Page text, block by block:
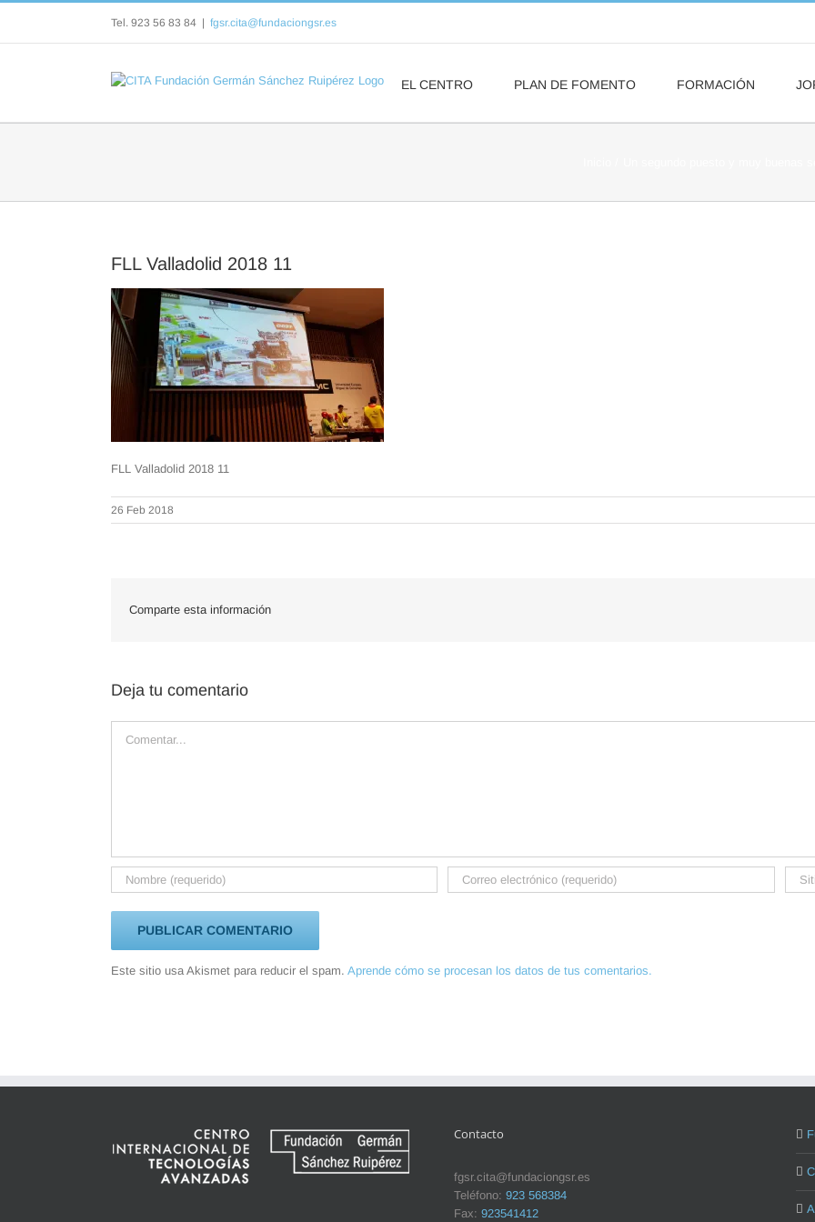
contenido
Tel. 923 56 83 84 | fgsr.cita@fundaciongsr.es
EL CENTRO PLAN DE FOMENTO FORMACIÓN
FLL Valladolid 2018 11
FLL Valladolid 2018 11
26 Feb 2018
Comparte esta información
Deja tu comentario
Este sitio usa Akismet para reducir el spam. Aprende cómo se procesan los datos de tus comentarios.
Contacto
fgsr.cita@fundaciongsr.es
Teléfono: 923 568384
Fax: 923541412